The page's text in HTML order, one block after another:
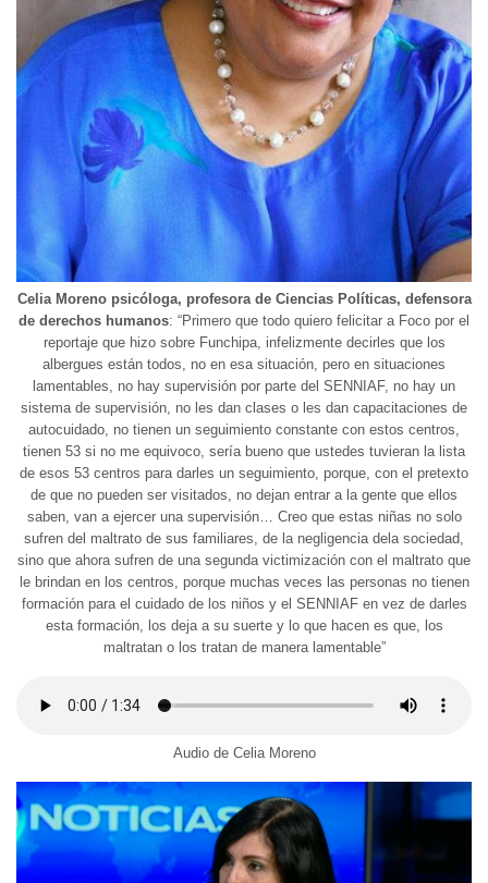
Celia Moreno psicóloga, profesora de Ciencias Políticas, defensora
de derechos humanos: “Primero que todo quiero felicitar a Foco por el
reportaje que hizo sobre Funchipa, infelizmente decirles que los
albergues están todos, no en esa situación, pero en situaciones
lamentables, no hay supervisión por parte del SENNIAF, no hay un
sistema de supervisión, no les dan clases o les dan capacitaciones de
autocuidado, no tienen un seguimiento constante con estos centros,
tienen 53 si no me equivoco, sería bueno que ustedes tuvieran la lista
de esos 53 centros para darles un seguimiento, porque, con el pretexto
de que no pueden ser visitados, no dejan entrar a la gente que ellos
saben, van a ejercer una supervisión… Creo que estas niñas no solo
sufren del maltrato de sus familiares, de la negligencia dela sociedad,
sino que ahora sufren de una segunda victimización con el maltrato que
le brindan en los centros, porque muchas veces las personas no tienen
formación para el cuidado de los niños y el SENNIAF en vez de darles
esta formación, los deja a su suerte y lo que hacen es que, los
maltratan o los tratan de manera lamentable”
Audio de Celia Moreno